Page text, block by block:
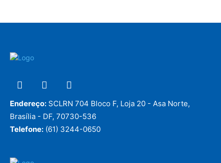
Endereço: SCLRN 704 Bloco F, Loja 20 - Asa Norte,
Brasília - DF, 70730-536
Telefone: (61) 3244-0650